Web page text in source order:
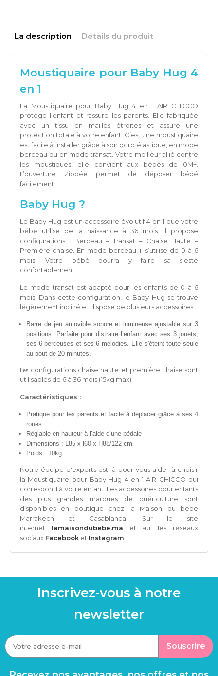
La description Détails du produit
Moustiquaire pour Baby Hug 4
en 1
La Moustiquaire pour Baby Hug 4 en 1 AIR CHICCO
protège l'enfant et rassure les parents. Elle fabriquée
avec un tissu en mailles étroites et assure une
protection totale à votre enfant. C’est une moustiquaire
est facile à installer grâce à son bord élastique, en mode
berceau ou en mode transat. Votre meilleur allié contre
les moustiques, elle convient aux bébés de 0M+.
L’ouverture Zippée permet de déposer bébé
facilement.
Baby Hug ?
Le Baby Hug est un accessoire évolutif 4 en 1 que votre
bébé utilise de la naissance à 36 mois. Il propose
configurations : Berceau – Transat – Chaise Haute –
Première chaise. En mode berceau, il s’utilise de 0 à 6
mois. Votre bébé pourra y faire sa sieste
confortablement
Le mode transat est adapté pour les enfants de 0 à 6
mois. Dans cette configuration, le Baby Hug se trouve
légèrement incliné et dispose de plusieurs accessoires :
Barre de jeu amovible sonore et lumineuse ajustable sur 3
positions. Parfaite pour distraire l’enfant avec ses 3 jouets,
ses 6 berceuses et ses 6 mélodies. Elle s'éteint toute seule
au bout de 20 minutes.
Les configurations chaise haute et première chaise sont
utilisables de 6 à 36 mois (15kg max).
Caractéristiques :
Pratique pour les parents et facile à déplacer grâce à ses 4
roues
Réglable en hauteur à l’aide d’une pédale
Dimensions : L85 x l60 x H88/122 cm
Poids : 10kg
Notre équipe d'experts est là pour vous aider à choisir
la Moustiquaire pour Baby Hug 4 en 1 AIR CHICCO qui
correspond à votre enfant. Les accessoires pour enfants
des plus grandes marques de puériculture sont
disponibles en boutique chez la Maison du bebe
Marrakech et Casablanca. Sur le site
internet lamaisondubebe.ma et sur les réseaux
sociaux Facebook et Instagram.
Inscrivez-vous à notre
newsletter
Souscrire